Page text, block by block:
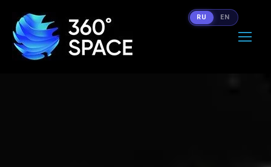
RU EN